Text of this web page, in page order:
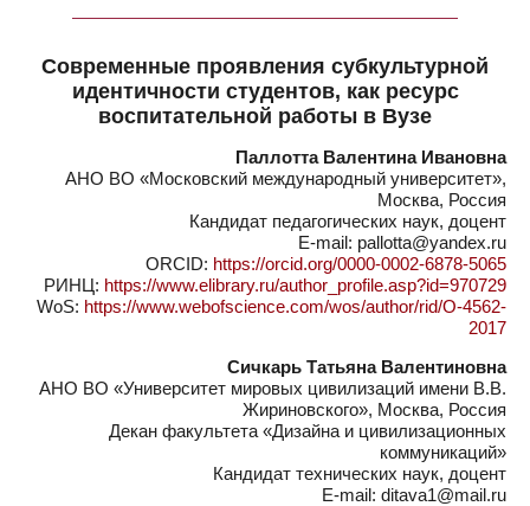
Современные проявления субкультурной
идентичности студентов, как ресурс
воспитательной работы в Вузе
Паллотта Валентина Ивановна
АНО ВО «Московский международный университет»,
Москва, Россия
Кандидат педагогических наук, доцент
E-mail: pallotta@yandex.ru
ORCID: https://orcid.org/0000-0002-6878-5065
РИНЦ: https://www.elibrary.ru/author_profile.asp?id=970729
WoS: https://www.webofscience.com/wos/author/rid/O-4562-
2017
Сичкарь Татьяна Валентиновна
АНО ВО «Университет мировых цивилизаций имени В.В.
Жириновского», Москва, Россия
Декан факультета «Дизайна и цивилизационных
коммуникаций»
Кандидат технических наук, доцент
E-mail: ditava1@mail.ru